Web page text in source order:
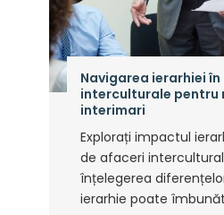
Navigarea ierarhiei
interculturale pentru
interimari
Explorați impactul
de afaceri
înțelegerea
ierarhie poate